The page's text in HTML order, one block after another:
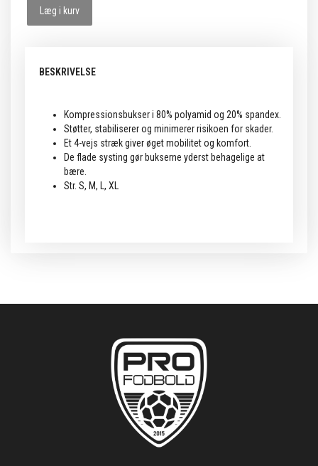
Læg i kurv
BESKRIVELSE
Kompressionsbukser i 80% polyamid og 20% spandex.
Støtter, stabiliserer og minimerer risikoen for skader.
Et 4-vejs stræk giver øget mobilitet og komfort.
De flade systing gør bukserne yderst behagelige at
bære.
Str. S, M, L, XL